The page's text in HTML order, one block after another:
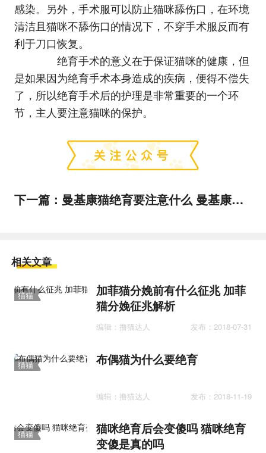
感染。另外，手术服可以防止猫咪舔伤口，在环境
清洁且猫咪不舔伤口的情况下，不穿手术服反而有
利于刀口恢复。
绝育手术的意义在于保证猫咪的健康，但
是如果因为绝育手术本身造成的疾病，便得不偿失
了，所以绝育手术后的护理是非常重要的一个环
节，主人要注意猫咪的保护。
下一篇： 曼基康猫绝育要注意什么 曼基康猫绝育注意事项
相关文章
猫猫
加菲猫分娩前有什么征兆 加菲
猫分娩征兆解析
编辑：撸猫达人 发布：2018-07-31
猫猫
布偶猫为什么要绝育
编辑：撸猫达人 发布：2018-11-19
猫猫
猫咪绝育后会变傻吗 猫咪绝育
变傻是真的吗